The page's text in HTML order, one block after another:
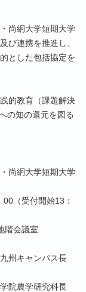
尚絅大学短期大学
び連携を推進し、
とした包括協定を
的教育（課題解決
の知の還元を図る
尚絅大学短期大学
（受付開始13：
会議室
キャンパス長
究科長